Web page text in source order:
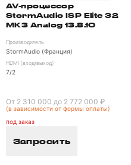
AV-процессор
StormAudio ISP Elite 32
MK3 Analog 13.8.10
Производитель
StormAudio (Франция)
HDMI (вход/выход)
7/2
От 2 310 000 до 2 772 000 ₽
(в зависимости от формы оплаты)
под заказ
Запросить